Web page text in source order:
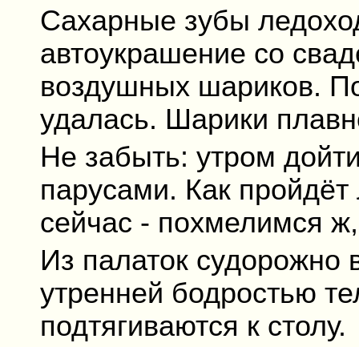
Сахарные зубы
автоукрашение со
воздушных шариков.
удалась. Шарики
Не забыть: утром
парусами. Как
сейчас - похмелимся
Из палаток
утренней бодростью
подтягиваются к столу.